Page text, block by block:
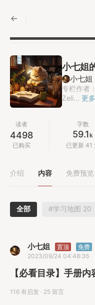
小七姐
小七姐
专栏作者
Zeli... 更多
读者
4498
已购买
字数
59.1k
已更新 41
介绍 内容 免费预览
全部 #学习地图 20
小七姐 置顶
免费
2023/09/24 04:48:36
【必看目录】手册
116 有启发 · 25 留言